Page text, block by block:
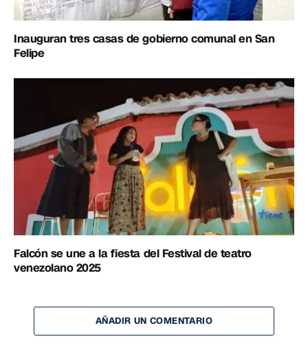
Inauguran tres casas de gobierno comunal en San
Felipe
Falcón se une a la fiesta del Festival de teatro
venezolano 2025
AÑADIR UN COMENTARIO